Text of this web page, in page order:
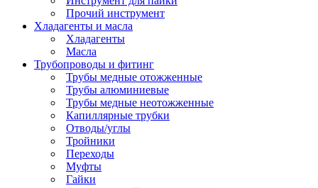
Прочий инструмент
Хладагенты и масла
Хладагенты
Масла
Трубопроводы и фитинг
Трубы медные отожженные
Трубы алюминиевые
Трубы медные неотожженные
Капиллярные трубки
Отводы/углы
Тройники
Переходы
Муфты
Гайки